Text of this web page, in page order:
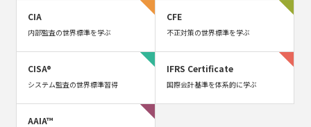
CIA
内部監査の世界標準を学ぶ
CFE
不正対策の世界標準を学ぶ
CISA®
システム監査の世界標準習得
IFRS Certificate
国際会計基準を体系的に学ぶ
AAIA™